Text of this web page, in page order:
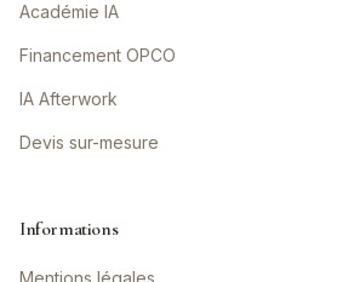
Académie IA
Financement OPCO
IA Afterwork
Devis sur-mesure
Informations
Mentions légales